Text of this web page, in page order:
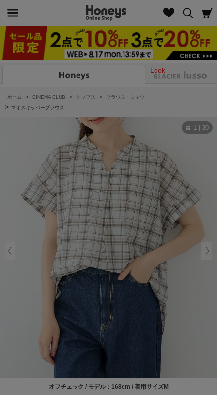
Look
ホーム > CINEMA CLUB > トップス > ブラウス・シャツ
> マオスキッパーブラウス
1 | 30
オフチェック / モデル：168cm / 着用サイズM